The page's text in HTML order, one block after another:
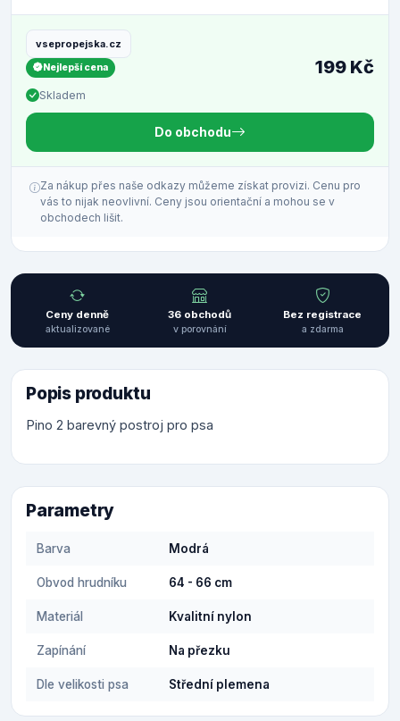
vsepropejska.cz
Nejlepší cena
Skladem
199 Kč
Do obchodu
Za nákup přes naše odkazy můžeme získat provizi. Cenu pro
vás to nijak neovlivní. Ceny jsou orientační a mohou se v
obchodech lišit.
Ceny denně
aktualizované
36 obchodů
v porovnání
Bez registrace
a zdarma
Popis produktu
Pino 2 barevný postroj pro psa
Parametry
Barva Modrá
Obvod hrudníku 64 - 66 cm
Materiál Kvalitní nylon
Zapínání Na přezku
Dle velikosti psa Střední plemena